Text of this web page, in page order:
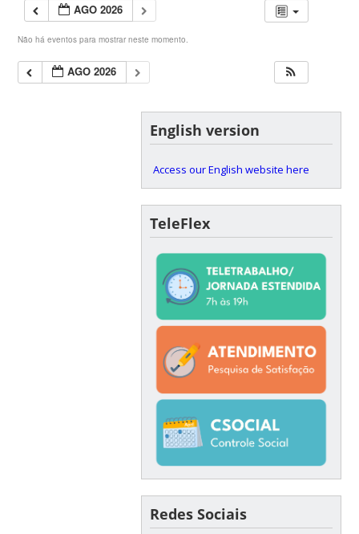
AGO 2026
Não há eventos para mostrar neste momento.
AGO 2026
English version
Access our English website here
TeleFlex
Redes Sociais